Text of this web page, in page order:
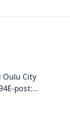
Oulu City
post:...